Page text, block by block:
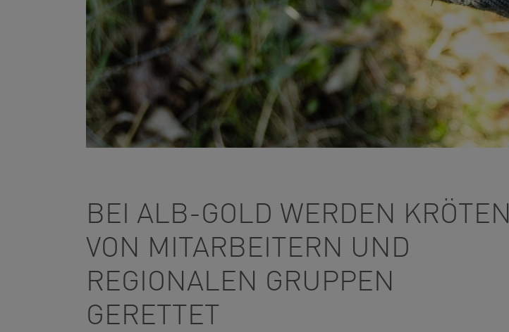
BEI ALB-GOLD WERDEN KRÖTEN
VON MITARBEITERN UND
REGIONALEN GRUPPEN
GERETTET